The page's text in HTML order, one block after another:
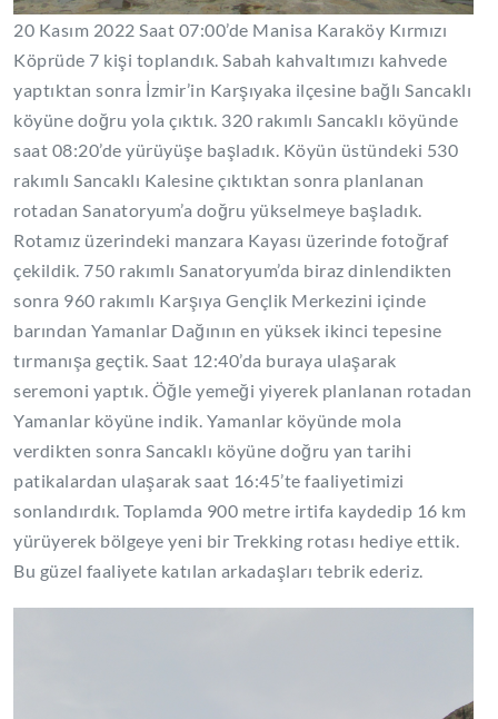
20 Kasım 2022 Saat 07:00’de Manisa Karaköy Kırmızı
Köprüde 7 kişi toplandık. Sabah kahvaltımızı kahvede
yaptıktan sonra İzmir’in Karşıyaka ilçesine bağlı Sancaklı
köyüne doğru yola çıktık. 320 rakımlı Sancaklı köyünde
saat 08:20’de yürüyüşe başladık. Köyün üstündeki 530
rakımlı Sancaklı Kalesine çıktıktan sonra planlanan
rotadan Sanatoryum’a doğru yükselmeye başladık.
Rotamız üzerindeki manzara Kayası üzerinde fotoğraf
çekildik. 750 rakımlı Sanatoryum’da biraz dinlendikten
sonra 960 rakımlı Karşıya Gençlik Merkezini içinde
barından Yamanlar Dağının en yüksek ikinci tepesine
tırmanışa geçtik. Saat 12:40’da buraya ulaşarak
seremoni yaptık. Öğle yemeği yiyerek planlanan rotadan
Yamanlar köyüne indik. Yamanlar köyünde mola
verdikten sonra Sancaklı köyüne doğru yan tarihi
patikalardan ulaşarak saat 16:45’te faaliyetimizi
sonlandırdık. Toplamda 900 metre irtifa kaydedip 16 km
yürüyerek bölgeye yeni bir Trekking rotası hediye ettik.
Bu güzel faaliyete katılan arkadaşları tebrik ederiz.